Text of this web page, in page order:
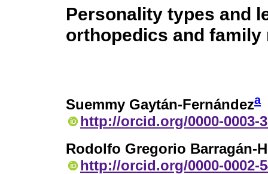
Personality types and
orthopedics and family
Suemmy Gaytán-Fernándeza
http://orcid.org/0000-0003-
Rodolfo Gregorio Barragán-
http://orcid.org/0000-0002-